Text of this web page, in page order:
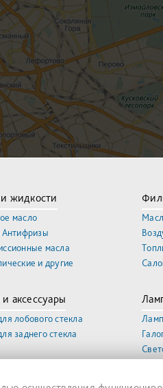
жидкости
масло
Антифризы
масла
и другие
аксессуары
лобового стекла
заднего стекла